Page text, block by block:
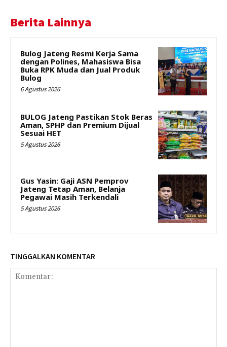
Berita Lainnya
Bulog Jateng Resmi Kerja Sama
dengan Polines, Mahasiswa Bisa
Buka RPK Muda dan Jual Produk
Bulog
6 Agustus 2026
BULOG Jateng Pastikan Stok Beras
Aman, SPHP dan Premium Dijual
Sesuai HET
5 Agustus 2026
Gus Yasin: Gaji ASN Pemprov
Jateng Tetap Aman, Belanja
Pegawai Masih Terkendali
5 Agustus 2026
TINGGALKAN KOMENTAR